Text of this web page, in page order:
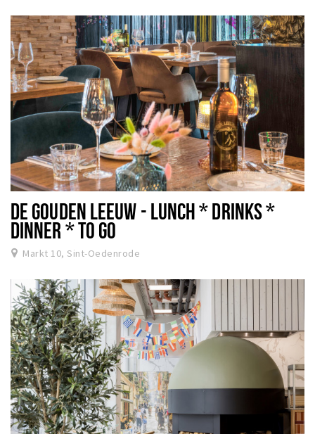
DE GOUDEN LEEUW - LUNCH * DRINKS *
DINNER * TO GO
Markt 10, Sint-Oedenrode